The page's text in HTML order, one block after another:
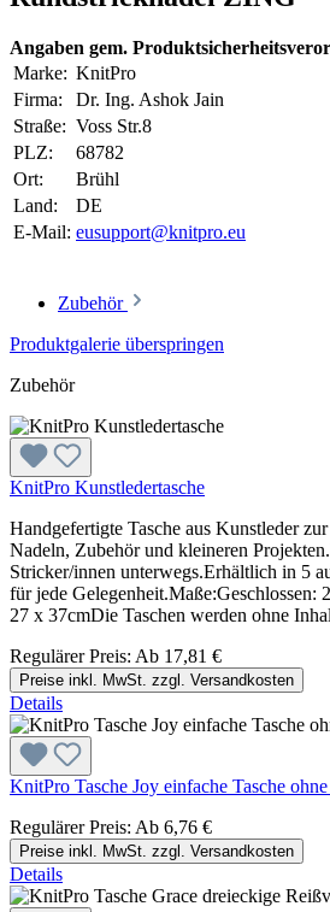
Angaben gem.
Marke: KnitPro
Firma:
Dr. Ing. Ashok Jain
Straße: Voss Str.8
PLZ:
68782
Ort:
Brühl
Land:
DE
E-Mail: eusupport@knitpro.eu
Zubehör
Produktgalerie überspringen
Zubehör
KnitPro Kunstledertasche
Handgefertigte Tasche aus Kunstleder
Nadeln, Zubehör und kleineren
Stricker/innen unterwegs.Erhältlich in 5
für jede Gelegenheit.Maße:Geschlossen:
27 x 37cmDie Taschen werden ohne
Regulärer Preis: Ab 17,81 €
Preise inkl. MwSt. zzgl. Versandkosten
Details
KnitPro Tasche Joy einfache Tasche
Regulärer Preis: Ab 6,76 €
Preise inkl. MwSt. zzgl. Versandkosten
Details